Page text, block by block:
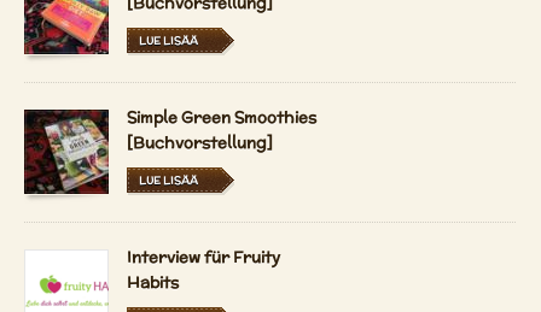
LUE LISÄÄ
Simple Green Smoothies
[Buchvorstellung]
LUE LISÄÄ
Interview für Fruity
Habits